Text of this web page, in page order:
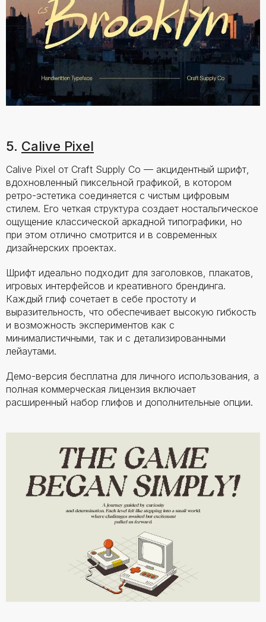
5. Calive Pixel
Calive Pixel от Craft Supply Co — акцидентный шрифт,
вдохновленный пиксельной графикой, в котором
ретро-эстетика соединяется с чистым цифровым
стилем. Его четкая структура создает ностальгическое
ощущение классической аркадной типографики, но
при этом отлично смотрится и в современных
дизайнерских проектах.
Шрифт идеально подходит для заголовков, плакатов,
игровых интерфейсов и креативного брендинга.
Каждый глиф сочетает в себе простоту и
выразительность, что обеспечивает высокую гибкость
и возможность экспериментов как с
минималистичными, так и с детализированными
лейаутами.
Демо-версия бесплатна для личного использования, а
полная коммерческая лицензия включает
расширенный набор глифов и дополнительные опции.